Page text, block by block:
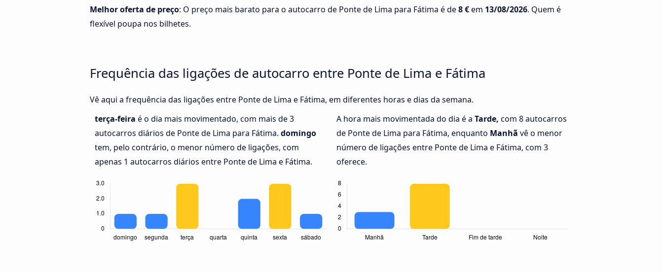
Melhor oferta de preço: O preço mais barato para o autocarro de Ponte de Lima para Fátima é de8 €em 13/08/2026. Quem é
flexível poupa nos bilhetes.
Frequência das ligações de autocarro entre Ponte de Lima e Fátima
Vê aqui a frequência das ligações entre Ponte de Lima e Fátima, em diferentes horas e dias da semana.
terça-feira é o dia mais movimentado, com mais de 3
autocarros diários de Ponte de Lima para Fátima. domingo
tem, pelo contrário, o menor número de ligações, com
apenas 1 autocarros diários entre Ponte de Lima e Fátima.
A hora mais movimentada do dia é a Tarde, com 8 autocarros
de Ponte de Lima para Fátima, enquanto Manhã vê o menor
número de ligações entre Ponte de Lima e Fátima, com 3
oferece.